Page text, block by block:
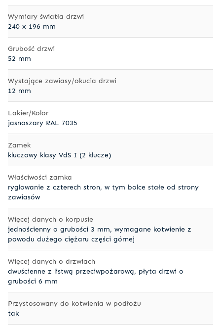
Wymiary światła drzwi
240 x 196 mm
Grubość drzwi
52 mm
Wystające zawiasy/okucia drzwi
12 mm
Lakier/Kolor
jasnoszary RAL 7035
Zamek
kluczowy klasy VdS I (2 klucze)
Właściwości zamka
ryglowanie z czterech stron, w tym bolce stałe od strony
zawiasów
Więcej danych o korpusie
jednościenny o grubości 3 mm, wymagane kotwienie z
powodu dużego ciężaru części górnej
Więcej danych o drzwiach
dwuścienne z listwą przeciwpożarową, płyta drzwi o
grubości 6 mm
Przystosowany do kotwienia w podłożu
tak